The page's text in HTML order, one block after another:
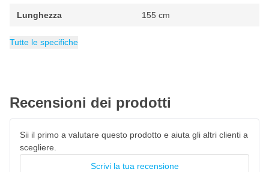
21 pezzi Inserti da 25 mm
La chiave a cricchetto RODAC RC582BC ha una garanzia di 2
Lunghezza 155 cm
Peso 0.5 kg
Confezione
EAN 8717659220537
Velocità massima
Velocità minima di rotazione
Categoria
Tutte le specifiche
Recensioni dei prodotti
Sii il primo a valutare questo prodotto e aiuta gli altri clienti a
scegliere.
Scrivi la tua recensione